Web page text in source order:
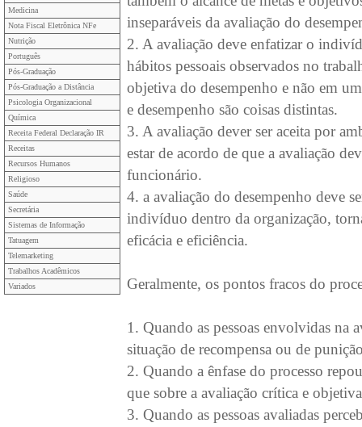
Medicina
Nota Fiscal Eletrônica NFe
Nutrição
Português
Pós-Graduação
Pós-Graduação a Distância
Psicologia Organizacional
Química
Receita Federal Declaração IR
Receitas
Recursos Humanos
Religioso
Saúde
Secretária
Sistemas de Informação
Tatuagem
Telemarketing
Trabalhos Acadêmicos
Variados
inseparáveis da avaliação do
2. A avaliação deve enfatizar o
hábitos pessoais observados no
objetiva do desempenho e não em
e desempenho são coisas distintas.
3. A avaliação dever ser aceita por
estar de acordo de que a avaliação
funcionário.
4. a avaliação do desempenho deve
indivíduo dentro da organização,
eficácia e eficiência.
Geralmente, os pontos fracos do
1. Quando as pessoas envolvidas na
situação de recompensa ou de
2. Quando a ênfase do processo
que sobre a avaliação crítica e
3. Quando as pessoas avaliadas